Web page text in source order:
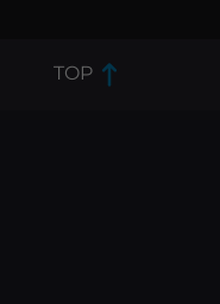
TOP